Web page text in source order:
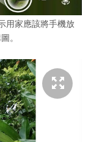
用家應該將手機放
。